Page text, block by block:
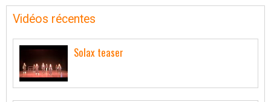
Vidéos récentes
Solax teaser